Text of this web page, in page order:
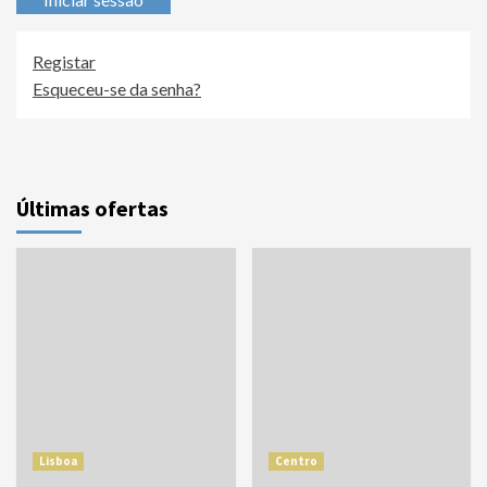
Registar
Esqueceu-se da senha?
Últimas ofertas
Lisboa Centro